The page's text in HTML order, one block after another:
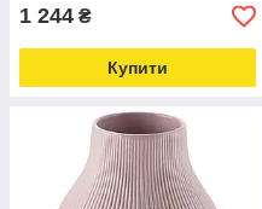
1 244 ₴
Купити